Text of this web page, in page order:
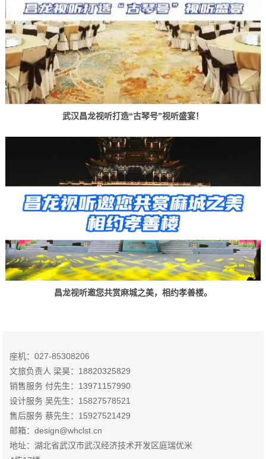
武汉昌龙视听打造“古琴号”视听盛宴！
昌龙视听邀您共赏麻城之美，相约孝善楼。
座机：027-85308206
文旅负责人 梁昊：18820325829
销售服务 付先生：13971157990
设计服务 吴先生：15827578521
售后服务 蔡先生：15927521429
邮箱：design@whclst.cn
地址：湖北省武汉市武汉经济技术开发区庭瑞优米